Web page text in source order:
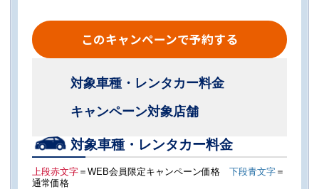
このキャンペーンで予約する
対象車種・レンタカー料金
キャンペーン対象店舗
対象車種・レンタカー料金
上段赤文字 ＝WEB会員限定キャンペーン価格 下段青文字 ＝
通常価格